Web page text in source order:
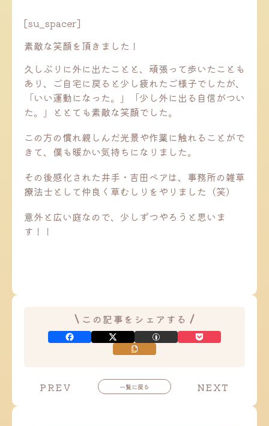
[su_spacer]
素敵な笑顔を頂きました！
久しぶりに外に出たことと、頑張って歩いたことも
あり、ご自宅に戻ると少し疲れたご様子でしたが、
「いい運動になった。」「少し外に出る自信がつい
た。」ととても素敵な笑顔でした。
この方の慣れ親しんだ光景や作業に触れることがで
きて、僕も暖かい気持ちになりました。
その後感化された井手・吉田ペアは、事務所の雑草
療法士として仲良く草むしりをやりました（笑）
意外と広い庭なので、少しずつやろうと思いま
す！！
この記事をシェアする
PREV 一覧に戻る 投 NEXT